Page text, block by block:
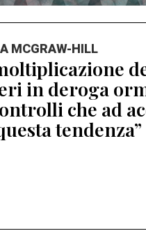
MCGRAW-HILL
in deroga
che ad
tendenza”